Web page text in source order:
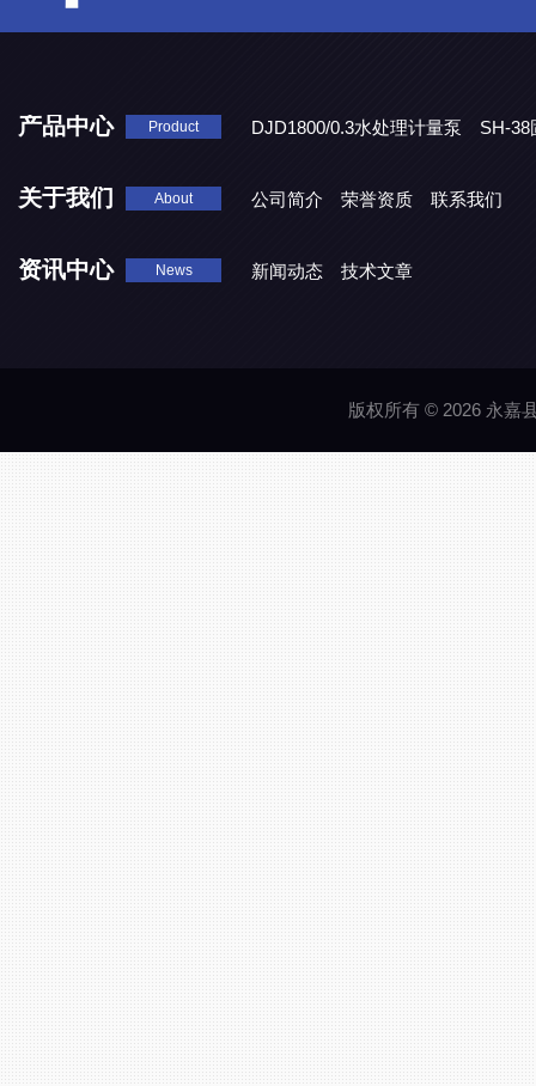
产品中心 Product DJD1800/0.3水处理计量泵
SH-38
关于我们 About 公司简介 荣誉资质 联系我们
资讯中心 News 新闻动态 技术文章
版权所有 © 2026 永嘉